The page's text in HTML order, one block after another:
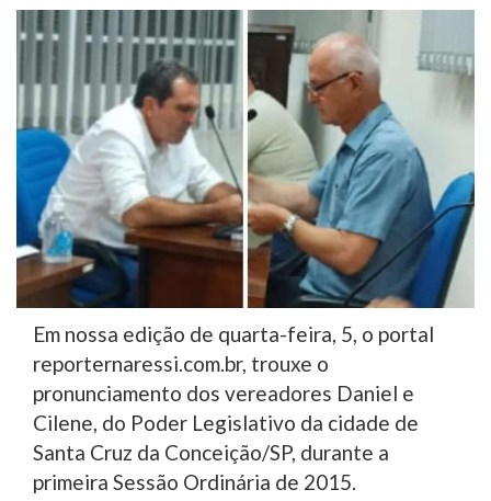
Em nossa edição de quarta-feira, 5, o portal
reporternaressi.com.br, trouxe o
pronunciamento dos vereadores Daniel e
Cilene, do Poder Legislativo da cidade de
Santa Cruz da Conceição/SP, durante a
primeira Sessão Ordinária de 2015.